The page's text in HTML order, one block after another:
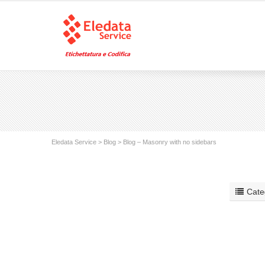
Eledata Service > Blog > Blog – Masonry with no sidebars